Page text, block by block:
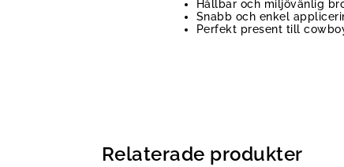
Hållbar och miljövänlig
Snabb och enkel
Perfekt present till
Relaterade produkter